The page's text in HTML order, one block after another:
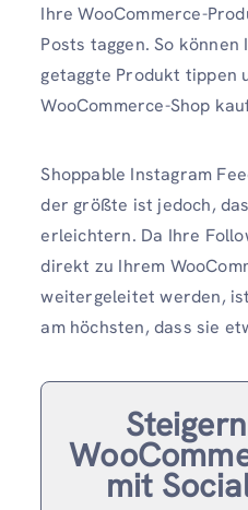
Ihre WooCommerce-
Posts taggen. So
getaggte Produkt tippen
WooCommerce-Shop
Shoppable Instagram
der größte ist jedoch,
erleichtern. Da Ihre
direkt zu Ihrem
weitergeleitet werden,
am höchsten, dass sie
mit